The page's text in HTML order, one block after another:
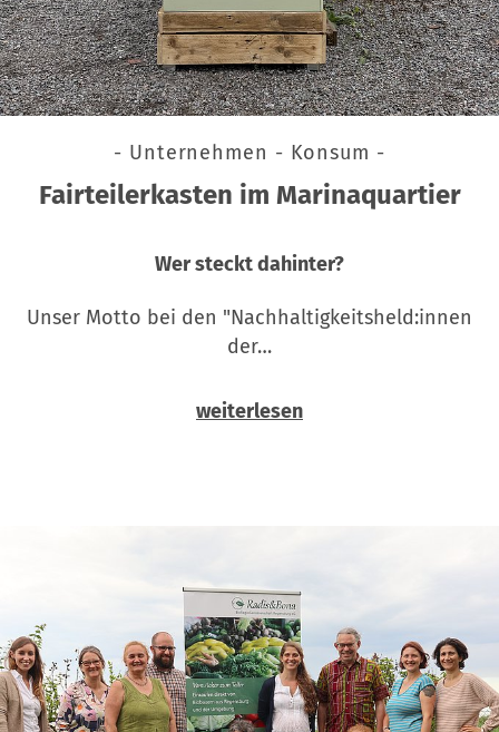
- Unternehmen - Konsum -
Fairteilerkasten im Marinaquartier
Wer steckt dahinter?
Unser Motto bei den "Nachhaltigkeitsheld:innen
der…
weiterlesen